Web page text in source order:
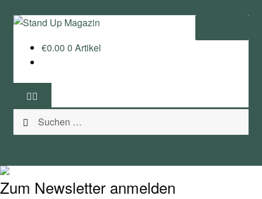
springen
Zum
springen
News
Wing und Foil
Ratgeber
€0.00 0 Artikel
Suchen
nach:
Zum Newsletter anmelden